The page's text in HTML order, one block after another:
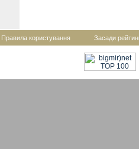
Правила користування Засади